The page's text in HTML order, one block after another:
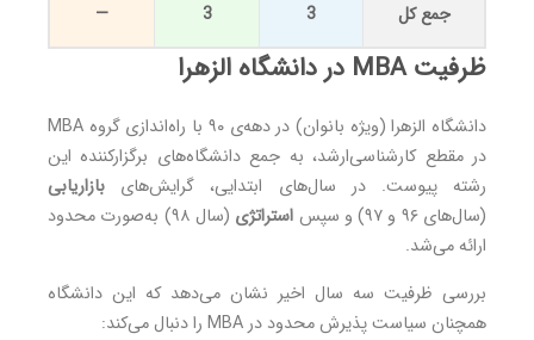
جمع کل 3
3
—
ظرفیت MBA در دانشگاه الزهرا
دانشگاه الزهرا (ویژه بانوان) در دهه‌ی ۹۰ با راه‌اندازی گروه MBA
در مقطع کارشناسی‌ارشد، به جمع دانشگاه‌های برگزارکننده این
رشته پیوست. در سال‌های ابتدایی، گرایش‌های بازاریابی
(سال‌های ۹۶ و ۹۷) و سپس
استراتژی
(سال ۹۸) به‌صورت محدود
ارائه می‌شد.
بررسی ظرفیت سه سال اخیر نشان می‌دهد که این دانشگاه
همچنان سیاست پذیرش محدود در MBA را دنبال می‌کند: